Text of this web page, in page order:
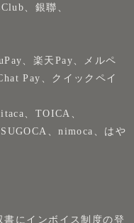
、銀聯、
、楽天Pay、メルペ
Pay、クイックペイ
、TOICA、
、nimoca、はや
にインボイス制度の登